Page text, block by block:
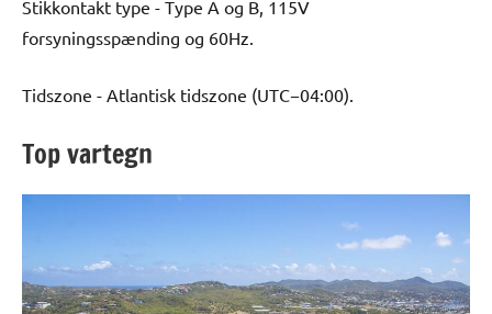
Stikkontakt type - Type A og B, 115V
forsyningsspænding og 60Hz.
Tidszone - Atlantisk tidszone (UTC−04:00).
Top vartegn